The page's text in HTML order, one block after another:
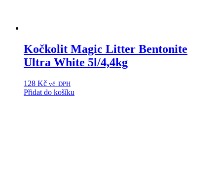
Kočkolit Magic Litter Bentonite
Ultra White 5l/4,4kg
128 Kč vč. DPH
Přidat do košíku